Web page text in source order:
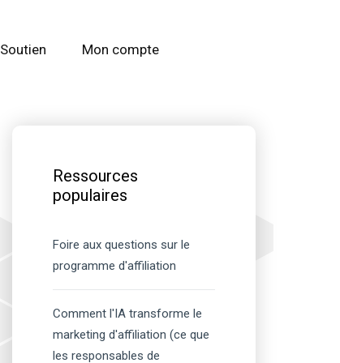
Soutien
Mon compte
principale
Ressources
populaires
Foire aux questions sur le
programme d'affiliation
Comment l'IA transforme le
marketing d'affiliation (ce que
les responsables de